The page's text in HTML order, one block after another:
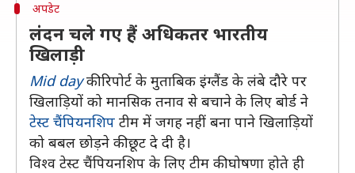
अपडेट
लंदन चले गए हैं अधिकतर भारतीय
खिलाड़ी
Mid dayकी रिपोर्ट के मुताबिक इंग्लैंड के लंबे दौरे पर
खिलाड़ियों को मानसिक तनाव से बचाने के लिए बोर्ड ने
टेस्ट चैंपियनशिप टीम में जगह नहीं बना पाने खिलाड़ियों
को बबल छोड़ने की छूट दे दी है।
विश्व टेस्ट चैंपियनशिप के लिए टीम की घोषणा होते ही